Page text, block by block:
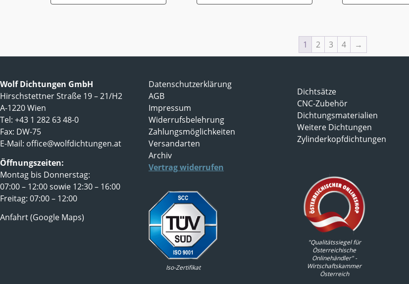
1 2 3 4 →
Wolf Dichtungen GmbH
Hirschstettner Straße 19 – 21/H2
A-1220 Wien
Tel: +43 1 282 63 48-0
Fax: DW-75
E-Mail: office@wolfdichtungen.at
Öffnungszeiten:
Montag bis Donnerstag:
07:00 – 12:00 sowie 12:30 – 16:00
Freitag: 07:00 – 12:00
Anfahrt (Google Maps)
Datenschutzerklärung
AGB
Impressum
Widerrufsbelehrung
Zahlungsmöglichkeiten
Versandarten
Archiv
Vertrag widerrufen
Iso-Zertifikat
Dichtsätze
CNC-Zubehör
Dichtungsmaterialien
Weitere Dichtungen
Zylinderkopfdichtungen
"Qualitätssiegel für
Österreichische
Onlinehändler" -
Wirtschaftskammer
Österreich